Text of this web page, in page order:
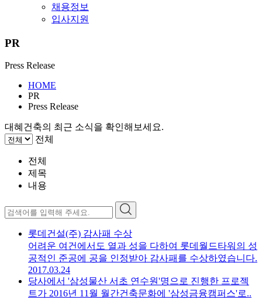
채용정보
입사지원
PR
Press Release
HOME
PR
Press Release
대혜건축의 최근 소식을 확인해보세요.
전체
전체
제목
내용
롯데건설(주) 감사패 수상
어려운 여건에서도 열과 성을 다하여 롯데월드타워의 성
공적인 준공에 공을 인정받아 감사패를 수상하였습니다.
2017.03.24
당사에서 '삼성물산 서초 연수원'명으로 진행한 프로젝
트가 2016년 11월 월간건축문화에 '삼성금융캠퍼스'로..